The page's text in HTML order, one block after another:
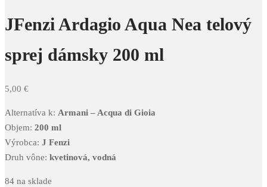
JFenzi Ardagio Aqua Nea telový
sprej dámsky 200 ml
5,00 €
Alternatíva k: Armani – Acqua di Gioia
Objem: 200 ml
Výrobca: J Fenzi
Druh vône: kvetinová, vodná
84 na sklade